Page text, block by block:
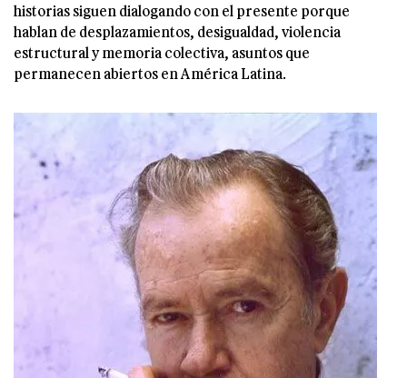
historias siguen dialogando con el presente porque
hablan de desplazamientos, desigualdad, violencia
estructural y memoria colectiva, asuntos que
permanecen abiertos en América Latina.